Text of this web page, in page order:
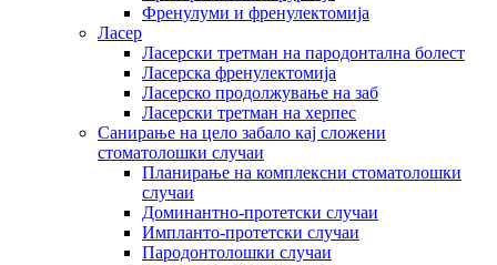
Френулуми и френулектомија
Ласер
Ласерски третман на пародонтална болест
Ласерска френулектомија
Ласерско продолжување на заб
Ласерски третман на херпес
Санирање на цело забало кај сложени
стоматолошки случаи
Планирање на комплексни стоматолошки
случаи
Доминантно-протетски случаи
Импланто-протетски случаи
Пародонтолошки случаи